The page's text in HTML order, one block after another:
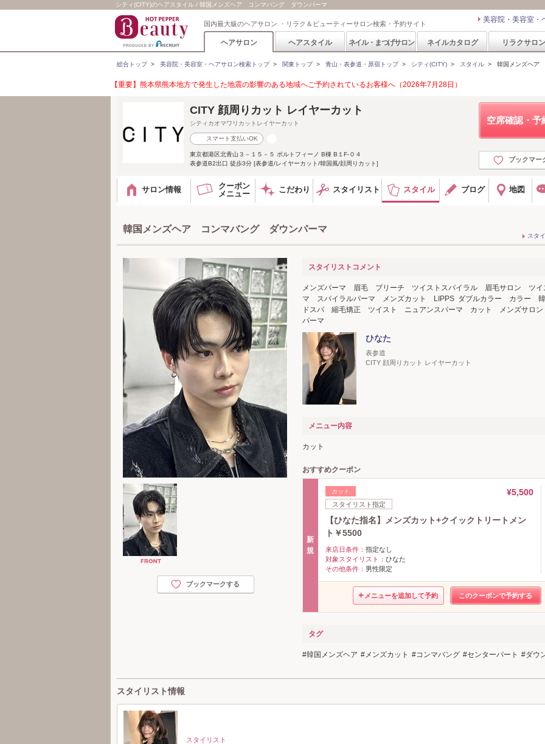
シティ(CITY)のヘアスタイル / 韓国メンズヘア コンマバング ダウンパーマ
国内最大級のヘアサロン ・リラク＆ビューティーサロン検索・予約サイト 美容院・美容室・
ヘアサロン ヘアスタイル ネイル・まつげサロン ネイルカタログ リラクサロン
総合トップ> 美容院・美容室・ヘアサロン検索トップ> 関東トップ> 青山・表参道・原宿トップ> シティ(CITY) > スタイル > 韓国メンズヘア
【重要】熊本県熊本地方で発生した地震の影響のある地域へご予約されているお客様へ（2026年7月28日）
空席確認・予
ブックマー
CITY 顔周りカット レイヤーカット
シティカオマワリカットレイヤーカット
スマート支払いOK
東京都港区北青山３－１５－５ ポルトフィーノ B棟 B１F-０４
表参道B2出口 徒歩3分 [表参道/レイヤーカット/韓国風/顔周りカット]
サロン情報
クーポン
メニュー
こだわり スタイリスト スタイル ブログ 地図
韓国メンズヘア コンマバング ダウンパーマ
スタ
ブックマークする
スタイリストコメント
メンズパーマ 眉毛 ブリーチ ツイストスパイラル 眉毛サロン ツイ
マ スパイラルパーマ メンズカット LIPPS ダブルカラー カラー
ドスパ 縮毛矯正 ツイスト ニュアンスパーマ カット メンズサロ
パーマ
ひなた
表参道
CITY 顔周りカット レイヤーカット
メニュー内容
カット
おすすめクーポン
新
規
カット
スタイリスト指定
¥5,500
【ひなた指名】メンズカット+クイックトリートメン
ト￥5500
来店日条件： 指定なし
対象スタイリスト： ひなた
その他条件： 男性限定
メニューを追加して予約 このクーポンで予約する
タグ
韓国メンズヘア メンズカット コンマバング センターパート ダウ
スタイリスト情報
スタイリスト